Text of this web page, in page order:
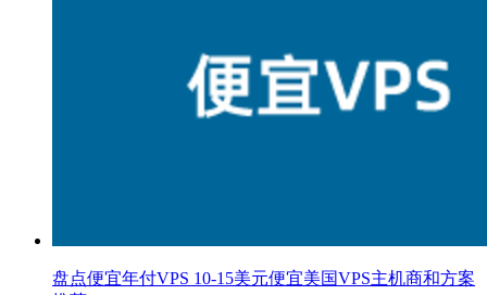
盘点便宜年付VPS 10-15美元便宜美国VPS主机商和方案